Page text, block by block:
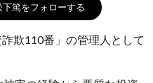
篤をフォローする
欺110番」の管理人として